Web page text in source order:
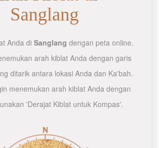
Sanglang
Anda di Sanglang dengan peta online.
arah kiblat Anda dengan garis
ditarik antara lokasi Anda dan Ka'bah.
menemukan arah kiblat Anda dengan
'Derajat Kiblat untuk Kompas'.